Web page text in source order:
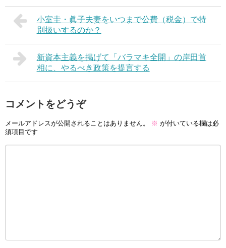
小室圭・眞子夫妻をいつまで公費（税金）で特
別扱いするのか？
新資本主義を掲げて「バラマキ全開」の岸田首
相に、やるべき政策を提言する
コメントをどうぞ
メールアドレスが公開されることはありません。 ※ が付いている欄は必
須項目です